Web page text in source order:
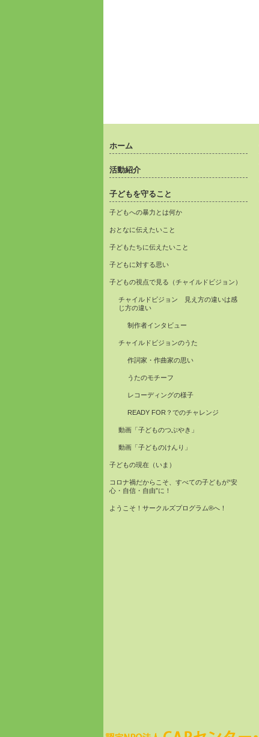
ホーム
活動紹介
子どもを守ること
子どもへの暴力とは何か
おとなに伝えたいこと
子どもたちに伝えたいこと
子どもに対する思い
子どもの視点で見る（チャイルドビジョン）
チャイルドビジョン 見え方の違いは感
じ方の違い
制作者インタビュー
チャイルドビジョンのうた
作詞家・作曲家の思い
うたのモチーフ
レコーディングの様子
READY FOR？でのチャレンジ
動画「子どものつぶやき」
動画「子どものけんり」
子どもの現在（いま）
コロナ禍だからこそ、すべての子どもが“安
心・自信・自由”に！
ようこそ！サークルズプログラム®へ！